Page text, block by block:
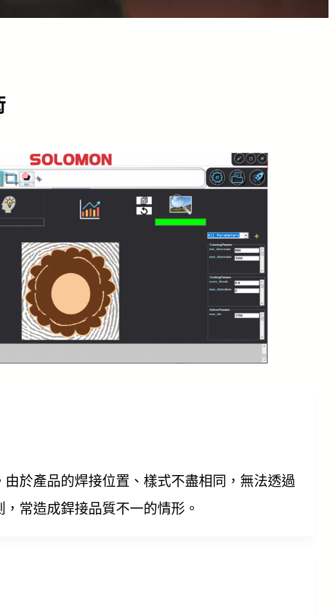
於產品的焊接位置、樣式不盡相同，無法透過
常造成銲接品質不一的情形。